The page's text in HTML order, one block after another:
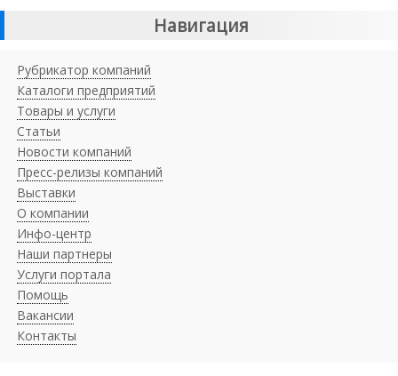
Навигация
Рубрикатор компаний
Каталоги предприятий
Товары и услуги
Статьи
Новости компаний
Пресс-релизы компаний
Выставки
О компании
Инфо-центр
Наши партнеры
Услуги портала
Помощь
Вакансии
Контакты